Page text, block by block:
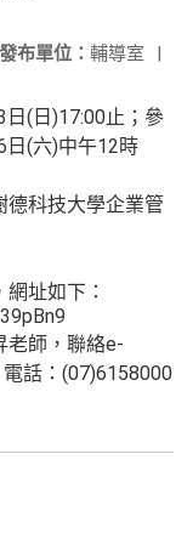
發布單位： 輔導室 |
(日)17:00止；參
(六)中午12時
德科技大學企業管
址如下：
老師，聯絡e-
話：(07)6158000